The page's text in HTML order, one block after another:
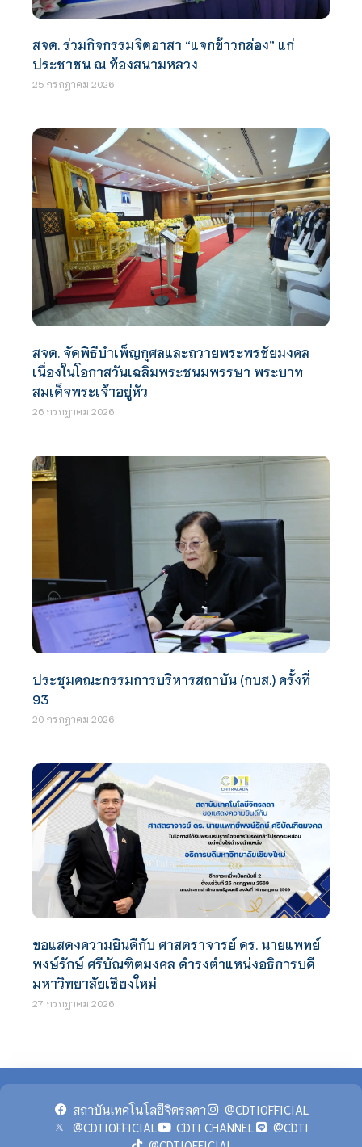
สจด. ร่วมกิจกรรมจิตอาสา “แจกข้าวกล่อง” แก่
ประชาชน ณ ท้องสนามหลวง
25 กรกฎาคม 2026
สจด. จัดพิธีบำเพ็ญกุศลและถวายพระพรชัยมงคล
เนื่องในโอกาสวันเฉลิมพระชนมพรรษา พระบาท
สมเด็จพระเจ้าอยู่หัว
26 กรกฎาคม 2026
ประชุมคณะกรรมการบริหารสถาบัน (กบส.) ครั้งที่
93
20 กรกฎาคม 2026
ขอแสดงความยินดีกับ ศาสตราจารย์ ดร. นายแพทย์
พงษ์รักษ์ ศรีบัณฑิตมงคล ดำรงตำแหน่งอธิการบดี
มหาวิทยาลัยเชียงใหม่
27 กรกฎาคม 2026
สถาบันเทคโนโลยีจิตรลดา
@CDTIOFFICIAL
@CDTIOFFICIAL
CDTI CHANNEL
@CDTI